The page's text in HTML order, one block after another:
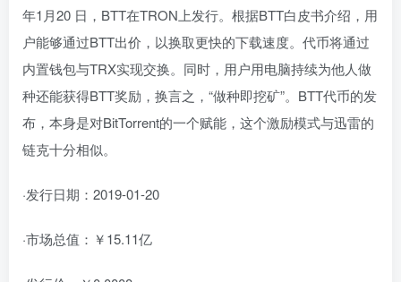
年1月20 日，BTT在TRON上发行。根据BTT白皮书介绍，用
户能够通过BTT出价，以换取更快的下载速度。代币将通过
内置钱包与TRX实现交换。同时，用户用电脑持续为他人做
种还能获得BTT奖励，换言之，“做种即挖矿”。BTT代币的发
布，本身是对BitTorrent的一个赋能，这个激励模式与迅雷的
链克十分相似。
·发行日期：2019-01-20
·市场总值：￥15.11亿